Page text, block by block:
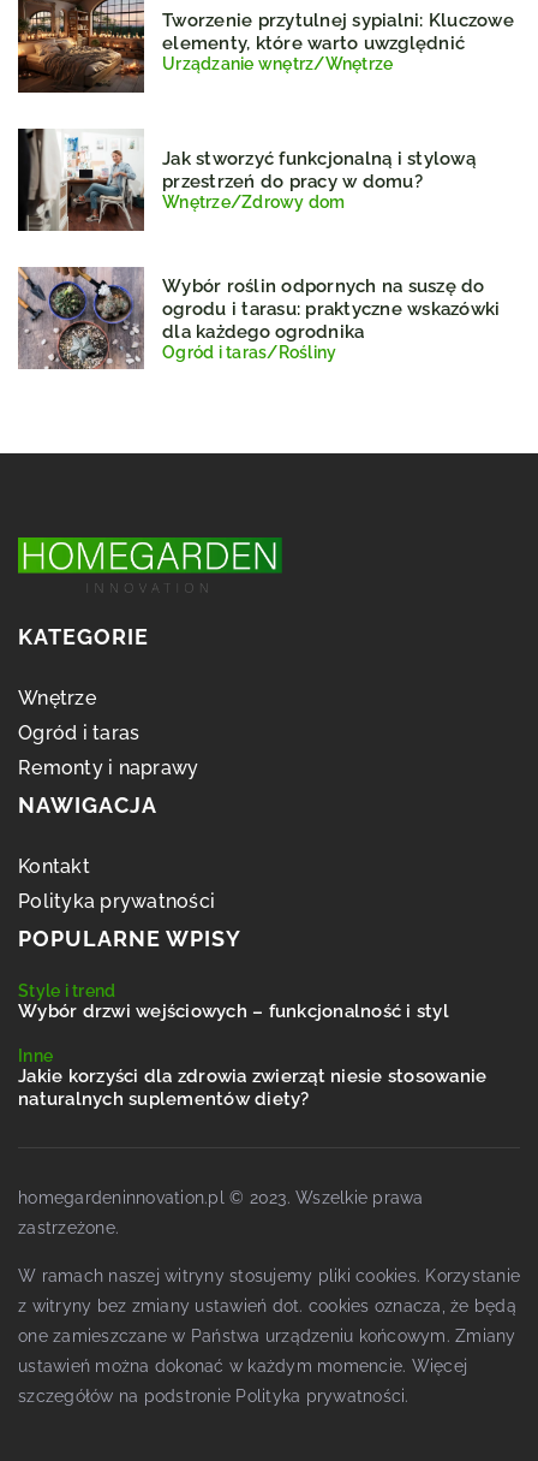
Tworzenie przytulnej sypialni: Kluczowe
elementy, które warto uwzględnić
Urządzanie wnętrz/Wnętrze
Jak stworzyć funkcjonalną i stylową
przestrzeń do pracy w domu?
Wnętrze/Zdrowy dom
Wybór roślin odpornych na suszę do
ogrodu i tarasu: praktyczne wskazówki
dla każdego ogrodnika
Ogród i taras/Rośliny
KATEGORIE
Wnętrze
Ogród i taras
Remonty i naprawy
NAWIGACJA
Kontakt
Polityka prywatności
POPULARNE WPISY
Style i trend
Wybór drzwi wejściowych – funkcjonalność i styl
Inne
Jakie korzyści dla zdrowia zwierząt niesie stosowanie
naturalnych suplementów diety?
homegardeninnovation.pl © 2023. Wszelkie prawa
zastrzeżone.
W ramach naszej witryny stosujemy pliki cookies. Korzystanie
z witryny bez zmiany ustawień dot. cookies oznacza, że będą
one zamieszczane w Państwa urządzeniu końcowym. Zmiany
ustawień można dokonać w każdym momencie. Więcej
szczegółów na podstronie Polityka prywatności.